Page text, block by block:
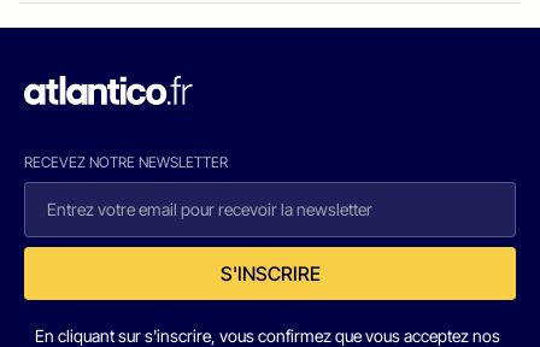
RECEVEZ NOTRE NEWSLETTER
S'INSCRIRE
En cliquant sur s'inscrire, vous confirmez que vous acceptez nos